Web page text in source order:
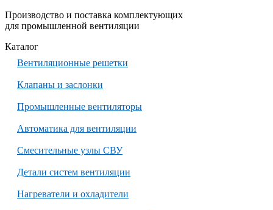
Производство и поставка комплектующих
для промышленной вентиляции
Каталог
Вентиляционные решетки
Клапаны и заслонки
Промышленные вентиляторы
Автоматика для вентиляции
Смесительные узлы СВУ
Детали систем вентиляции
Нагреватели и охладители